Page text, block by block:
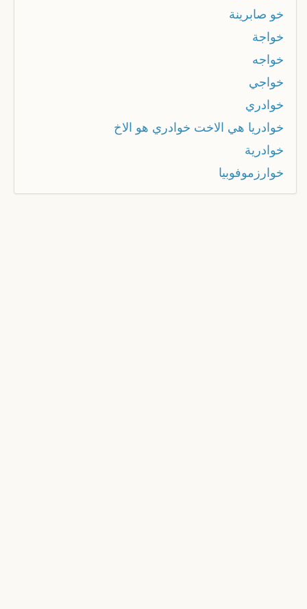
خو صابرينة
خواجة
خواجه
خواجي
خوادري
خوادريا هي الاخت خوادري هو الاخ
خوادرية
خوارزموفوبيا